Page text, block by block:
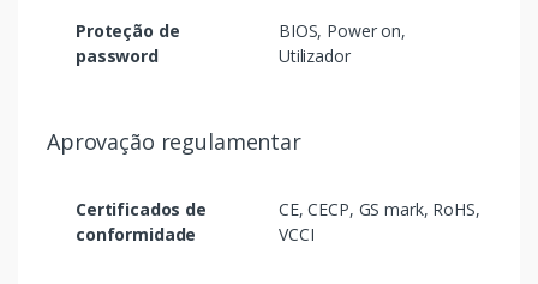
Proteção de
password
BIOS, Power on,
Utilizador
Aprovação regulamentar
Certificados de
conformidade
CE, CECP, GS mark, RoHS,
VCCI